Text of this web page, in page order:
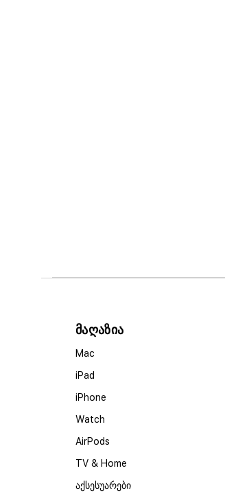
მაღაზია
Mac
iPad
iPhone
Watch
AirPods
TV & Home
აქსესუარები